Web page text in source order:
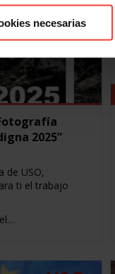
necesarias
2025”
de USO,
ti el trabajo